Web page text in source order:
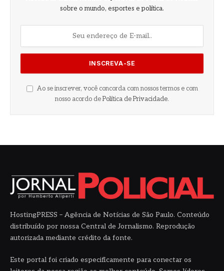
sobre o mundo, esportes e política.
Ao se inscrever, você concorda com nossos termos e com
nosso acordo de Política de Privacidade.
HostingPRESS – Agência de Notícias de São Paulo. Conteúdo
distribuído por nossa Central de Jornalismo. Reprodução
autorizada mediante crédito da fonte.
Este portal foi criado especificamente para conectar os